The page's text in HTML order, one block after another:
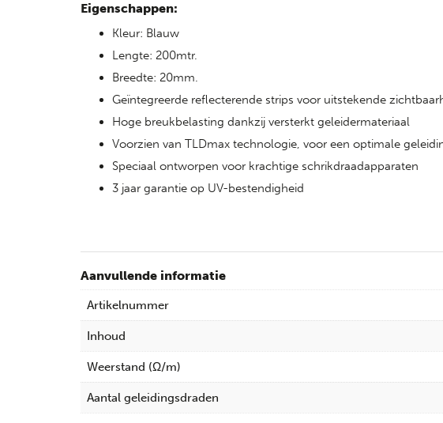
Eigenschappen:
Kleur: Blauw
Lengte: 200mtr.
Breedte: 20mm.
Geïntegreerde reflecterende strips voor uitstekende
Hoge breukbelasting dankzij versterkt geleidermateriaal
Voorzien van TLDmax technologie, voor een optimale
Speciaal ontworpen voor krachtige schrikdraadapparaten
3 jaar garantie op UV-bestendigheid
Aanvullende informatie
Artikelnummer
Inhoud
Weerstand (Ω/m)
Aantal geleidingsdraden